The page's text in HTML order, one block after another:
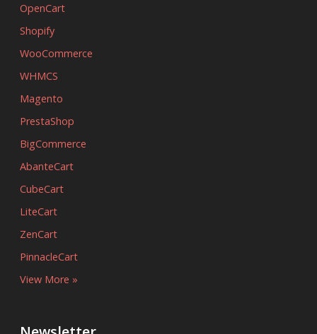
OpenCart
Shopify
WooCommerce
WHMCS
Magento
PrestaShop
BigCommerce
AbanteCart
CubeCart
LiteCart
ZenCart
PinnacleCart
View More »